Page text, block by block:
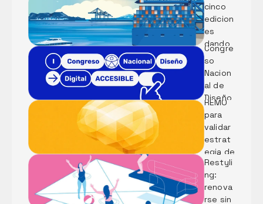
cinco
edicion
es
dando
forma
al
futuro
del
puerto
Partici
pamos
en el I
Congre
so
Nacion
al de
Diseño
Accesi
Métod
o
REMO
para
validar
estrat
egia de
marca
con IA
Rebran
ding vs
Restyli
ng:
renova
rse sin
Diseñar
identid
ad
desde